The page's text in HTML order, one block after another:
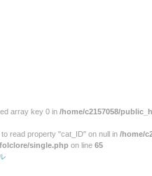
array key 0 in /home/c2157058/
to read property "cat_ID" on null in /home/
single.php on line 65